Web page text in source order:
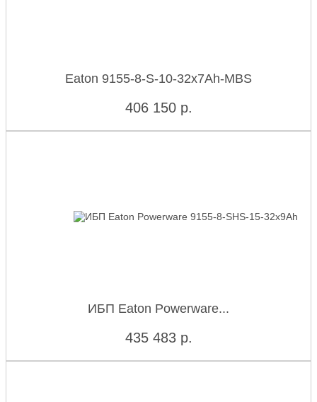
Eaton 9155-8-S-10-32x7Ah-MBS
406 150 р.
ИБП Eaton Powerware...
435 483 р.